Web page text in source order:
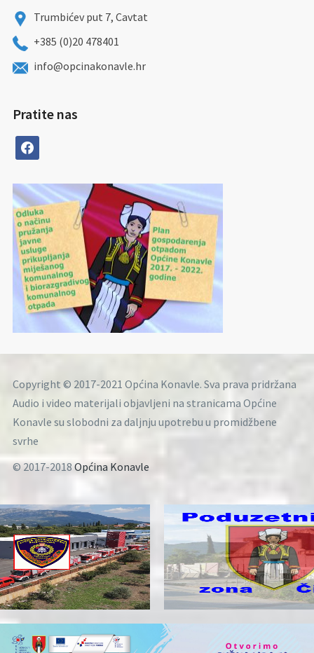
Trumbićev put 7, Cavtat
+385 (0)20 478401
info@opcinakonavle.hr
Pratite nas
facebook
Copyright © 2017-2021 Općina Konavle. Sva prava pridržana
Audio i video materijali objavljeni na stranicama Općine
Konavle su slobodni za daljnju upotrebu u promidžbene
svrhe
© 2017-2018 Općina Konavle